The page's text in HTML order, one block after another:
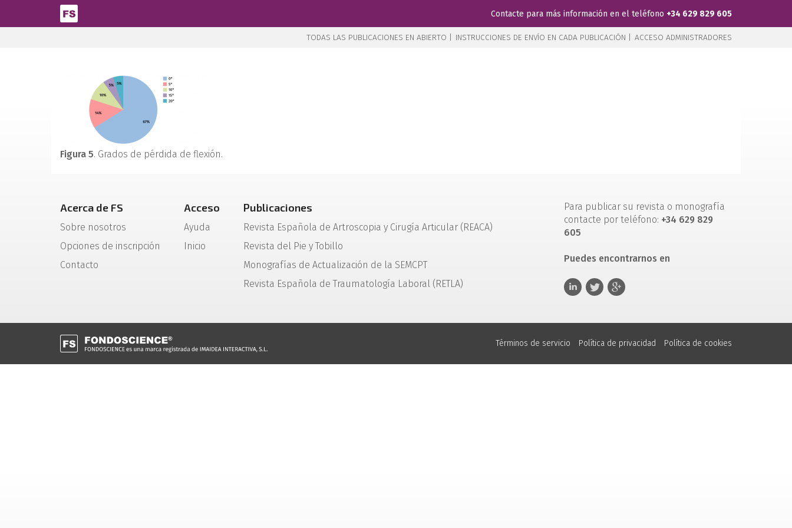
Pasar al contenido principal
Contacte para más información en el teléfono +34 629 829 605
TODAS LAS PUBLICACIONES EN ABIERTO | INSTRUCCIONES DE ENVÍO EN CADA PUBLICACIÓN | ACCESO ADMINISTRADORES
Figura 5. Grados de pérdida de flexión.
Acerca de FS
Sobre nosotros
Opciones de inscripción
Contacto
Acceso
Ayuda
Inicio
Publicaciones
Revista Española de Artroscopia y Cirugía Articular (REACA)
Revista del Pie y Tobillo
Monografías de Actualización de la SEMCPT
Revista Española de Traumatología Laboral (RETLA)
Para publicar su revista o monografía
contacte por teléfono: +34 629 829
605
Puedes encontrarnos en
Términos de servicio Política de privacidad Política de cookies